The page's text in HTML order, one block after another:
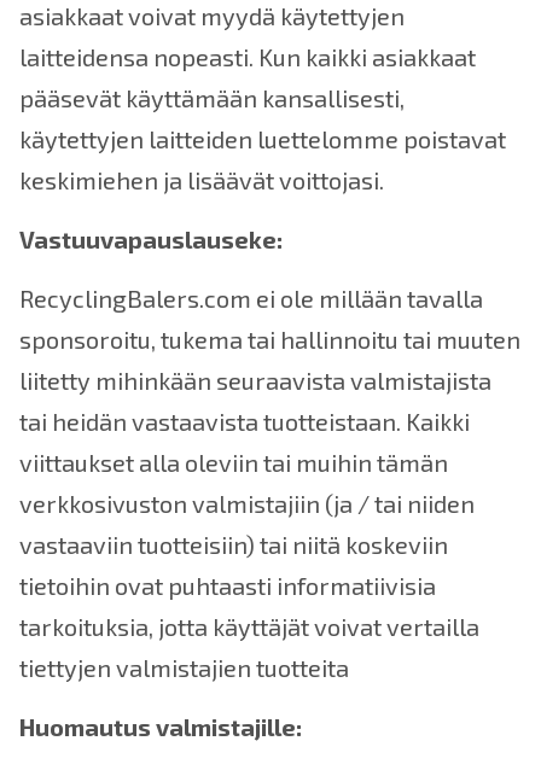
asiakkaat voivat myydä käytettyjen
laitteidensa nopeasti. Kun kaikki asiakkaat
pääsevät käyttämään kansallisesti,
käytettyjen laitteiden luettelomme poistavat
keskimiehen ja lisäävät voittojasi.
Vastuuvapauslauseke:
RecyclingBalers.com ei ole millään tavalla
sponsoroitu, tukema tai hallinnoitu tai muuten
liitetty mihinkään seuraavista valmistajista
tai heidän vastaavista tuotteistaan. Kaikki
viittaukset alla oleviin tai muihin tämän
verkkosivuston valmistajiin (ja / tai niiden
vastaaviin tuotteisiin) tai niitä koskeviin
tietoihin ovat puhtaasti informatiivisia
tarkoituksia, jotta käyttäjät voivat vertailla
tiettyjen valmistajien tuotteita
Huomautus valmistajille: